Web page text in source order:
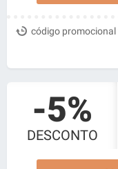
código
-5%
DESCONTO